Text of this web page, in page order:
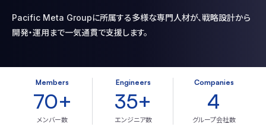
Pacific Meta Groupに所属する多様な専門人材が、戦略設計から
開発・運用まで一気通貫で支援します。
Members
70+
メンバー数
Engineers
35+
エンジニア数
Companies
4
グループ会社数